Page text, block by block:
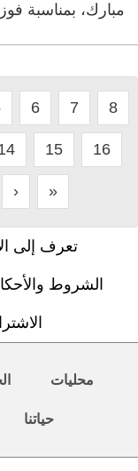
مبارك، بمناسبة فوز
6 7 8
15 16
› »
تعرف إلى
الشروط
محليات
حياتنا